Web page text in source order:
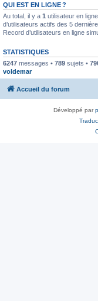
QUI EST EN LIGNE ?
Au total, il y a 1 utilisateur en
d’utilisateurs actifs des 5
Record d’utilisateurs en ligne
STATISTIQUES
6247 messages • 789 sujets •
voldemar
Accueil du forum
Développé par